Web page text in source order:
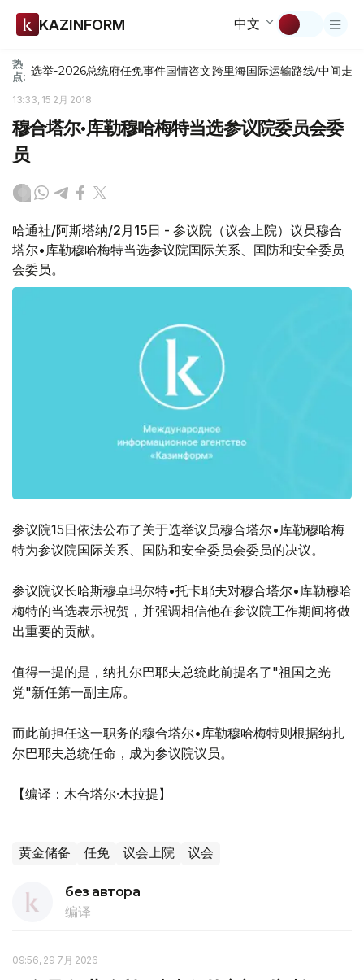
KAZINFORM 中文
热
点: 选举-2026总统府任免事件国情咨文跨里海国际运输路线/中间走廊
13:33, 15 2月 2018
穆合塔尔•库勒穆哈梅特当选参议院委员会委
员
哈通社/阿斯塔纳/2月15日 - 参议院（议会上院）议员穆合
塔尔•库勒穆哈梅特当选参议院国际关系、国防和安全委员
会委员。
参议院15日依法公布了关于选举议员穆合塔尔•库勒穆哈梅
特为参议院国际关系、国防和安全委员会委员的决议。
参议院议长哈斯穆卓玛尔特•托卡耶夫对穆合塔尔•库勒穆哈
梅特的当选表示祝贺，并强调相信他在参议院工作期间将做
出重要的贡献。
值得一提的是，纳扎尔巴耶夫总统此前提名了"祖国之光
党"新任第一副主席。
而此前担任这一职务的穆合塔尔•库勒穆哈梅特则根据纳扎
尔巴耶夫总统任命，成为参议院议员。
【编译：木合塔尔·木拉提】
黄金储备 任免 议会上院 议会
без автора
编译
09:56, 29 7月 2026